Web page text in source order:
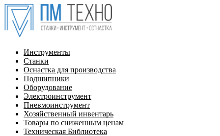
Инструменты
Станки
Оснастка для производства
Подшипники
Оборудование
Электроинструмент
Пневмоинструмент
Хозяйственный инвентарь
Товары по сниженным ценам
Техническая Библиотека